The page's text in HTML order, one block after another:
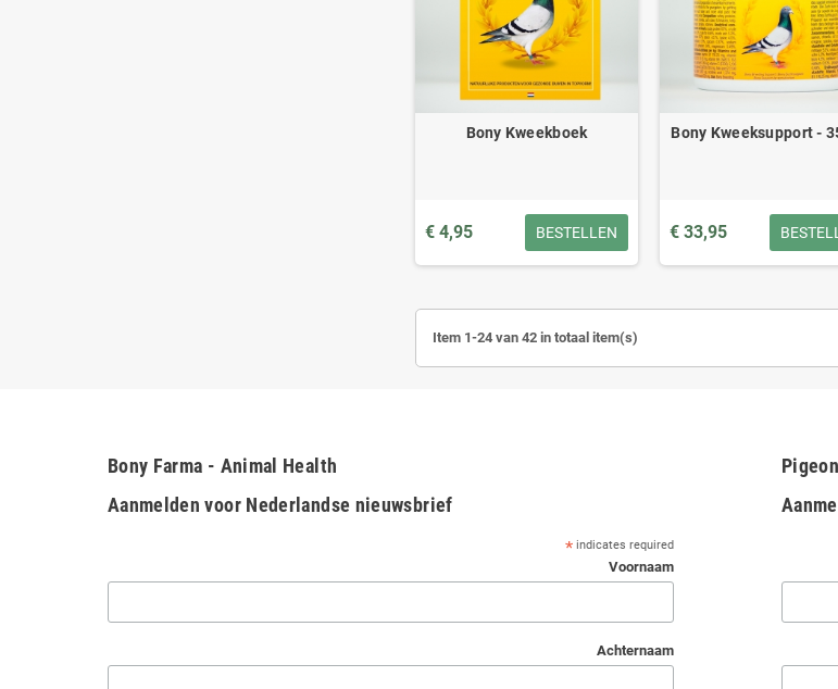
Bony Kweekboek
€ 4,95 BESTELLEN
Bony Kweeksupport -
€ 33,95
Item 1-24 van 42 in totaal item(s)
Bony Farma - Animal Health
Aanmelden voor Nederlandse nieuwsbrief
* indicates required
Voornaam
Achternaam